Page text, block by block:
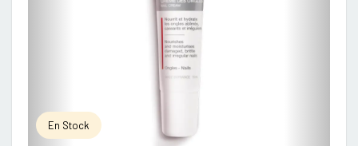
En Stock